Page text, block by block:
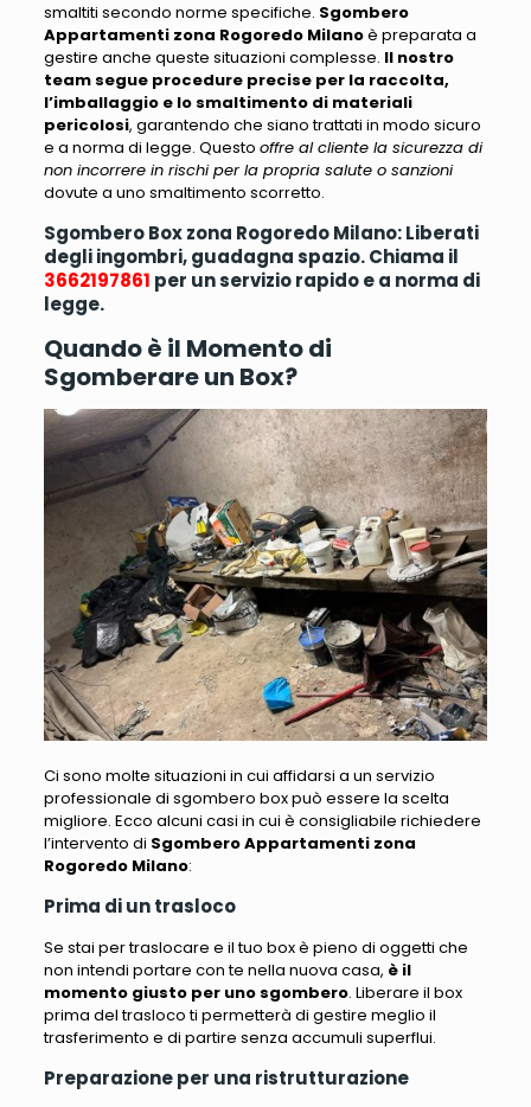
smaltiti secondo norme specifiche. Sgombero
Appartamenti zona Rogoredo Milanoè preparata a
gestire anche queste situazioni complesse. Il nostro
team segue procedure precise per la raccolta,
l’imballaggio e lo smaltimento di materiali
pericolosi, garantendo che siano trattati in modo sicuro
e a norma di legge. Questo offre al cliente la sicurezza di
non incorrere in rischi per la propria salute o sanzioni
dovute a uno smaltimento scorretto.
Sgombero Box zona Rogoredo Milano: Liberati
degli ingombri, guadagna spazio. Chiama il
3662197861 per un servizio rapido e a norma di
legge.
Quando è il Momento di
Sgomberare un Box?
Ci sono molte situazioni in cui affidarsi a un servizio
professionale di sgombero box può essere la scelta
migliore. Ecco alcuni casi in cui è consigliabile richiedere
l’intervento di Sgombero Appartamenti zona
Rogoredo Milano:
Prima di un trasloco
Se stai per traslocare e il tuo box è pieno di oggetti che
non intendi portare con te nella nuova casa, è il
momento giusto per uno sgombero. Liberare il box
prima del trasloco ti permetterà di gestire meglio il
trasferimento e di partire senza accumuli superflui.
Preparazione per una ristrutturazione